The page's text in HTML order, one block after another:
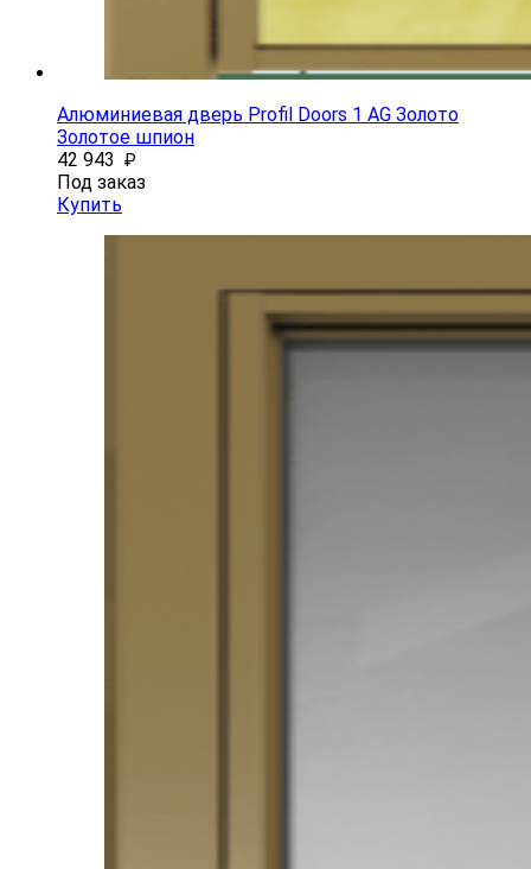
Алюминиевая дверь Profil Doors 1 AG Золото
Золотое шпион
42 943 ₽
Под заказ
Купить